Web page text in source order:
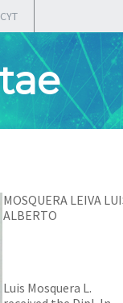
MOSQUERA LEIVA
ALBERTO
Luis Mosquera L.